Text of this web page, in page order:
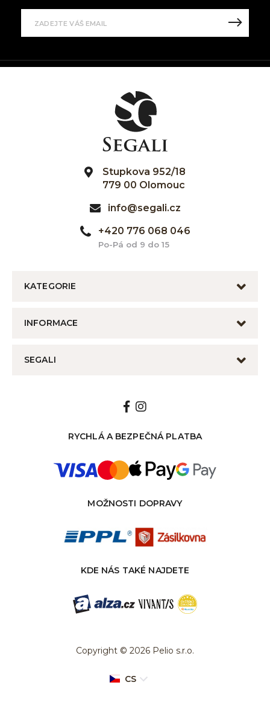
Stupkova 952/18
779 00 Olomouc
info@segali.cz
+420 776 068 046
Po-Pá od 9 do 15
KATEGORIE
INFORMACE
SEGALI
RYCHLÁ A BEZPEČNÁ PLATBA
MOŽNOSTI DOPRAVY
KDE NÁS TAKÉ NAJDETE
Copyright © 2026 Pelio s.r.o.
CS